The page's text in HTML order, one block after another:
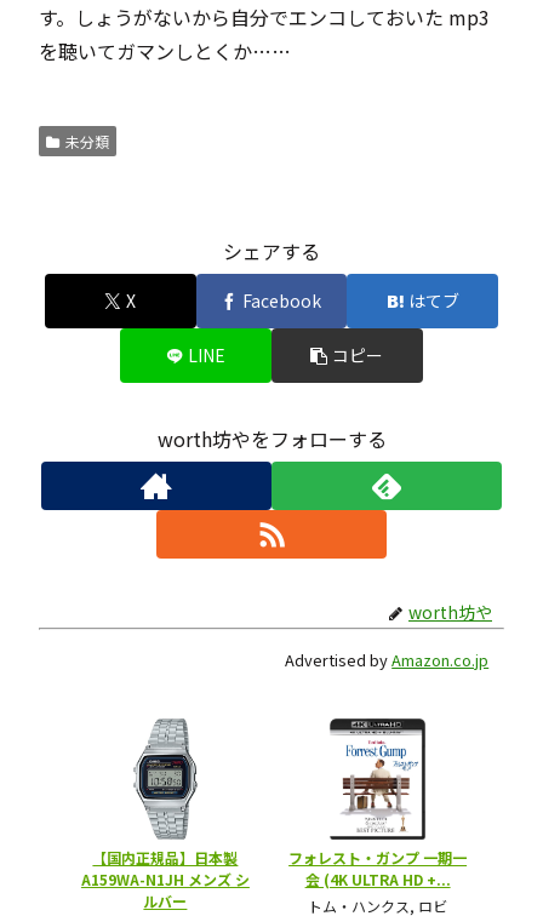
す。しょうがないから自分でエンコしておいた mp3
を聴いてガマンしとくか……
未分類
シェアする
X Facebook はてブ
LINE コピー
worth坊やをフォローする
worth坊や
Advertised byAmazon.co.jp